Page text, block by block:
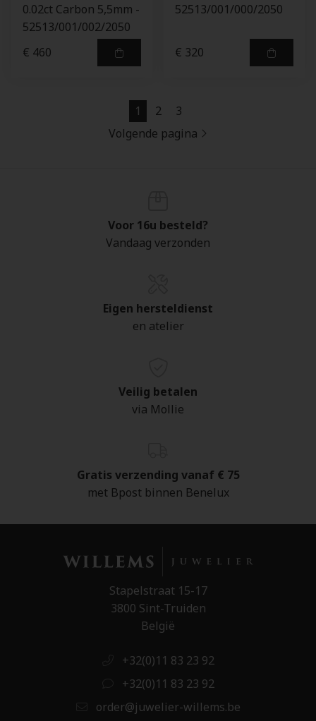
0.02ct Carbon 5,5mm -
52513/001/002/2050
€ 460
52513/001/000/2050
€ 320
1 2
3
Volgende pagina
Voor 16u besteld?
Vandaag verzonden
Eigen hersteldienst
en atelier
Veilig betalen
via Mollie
Gratis verzending vanaf € 75
met Bpost binnen Benelux
Stapelstraat 15-17
3800 Sint-Truiden
België
+32(0)11 83 23 92
+32(0)11 83 23 92
order@juwelier-willems.be